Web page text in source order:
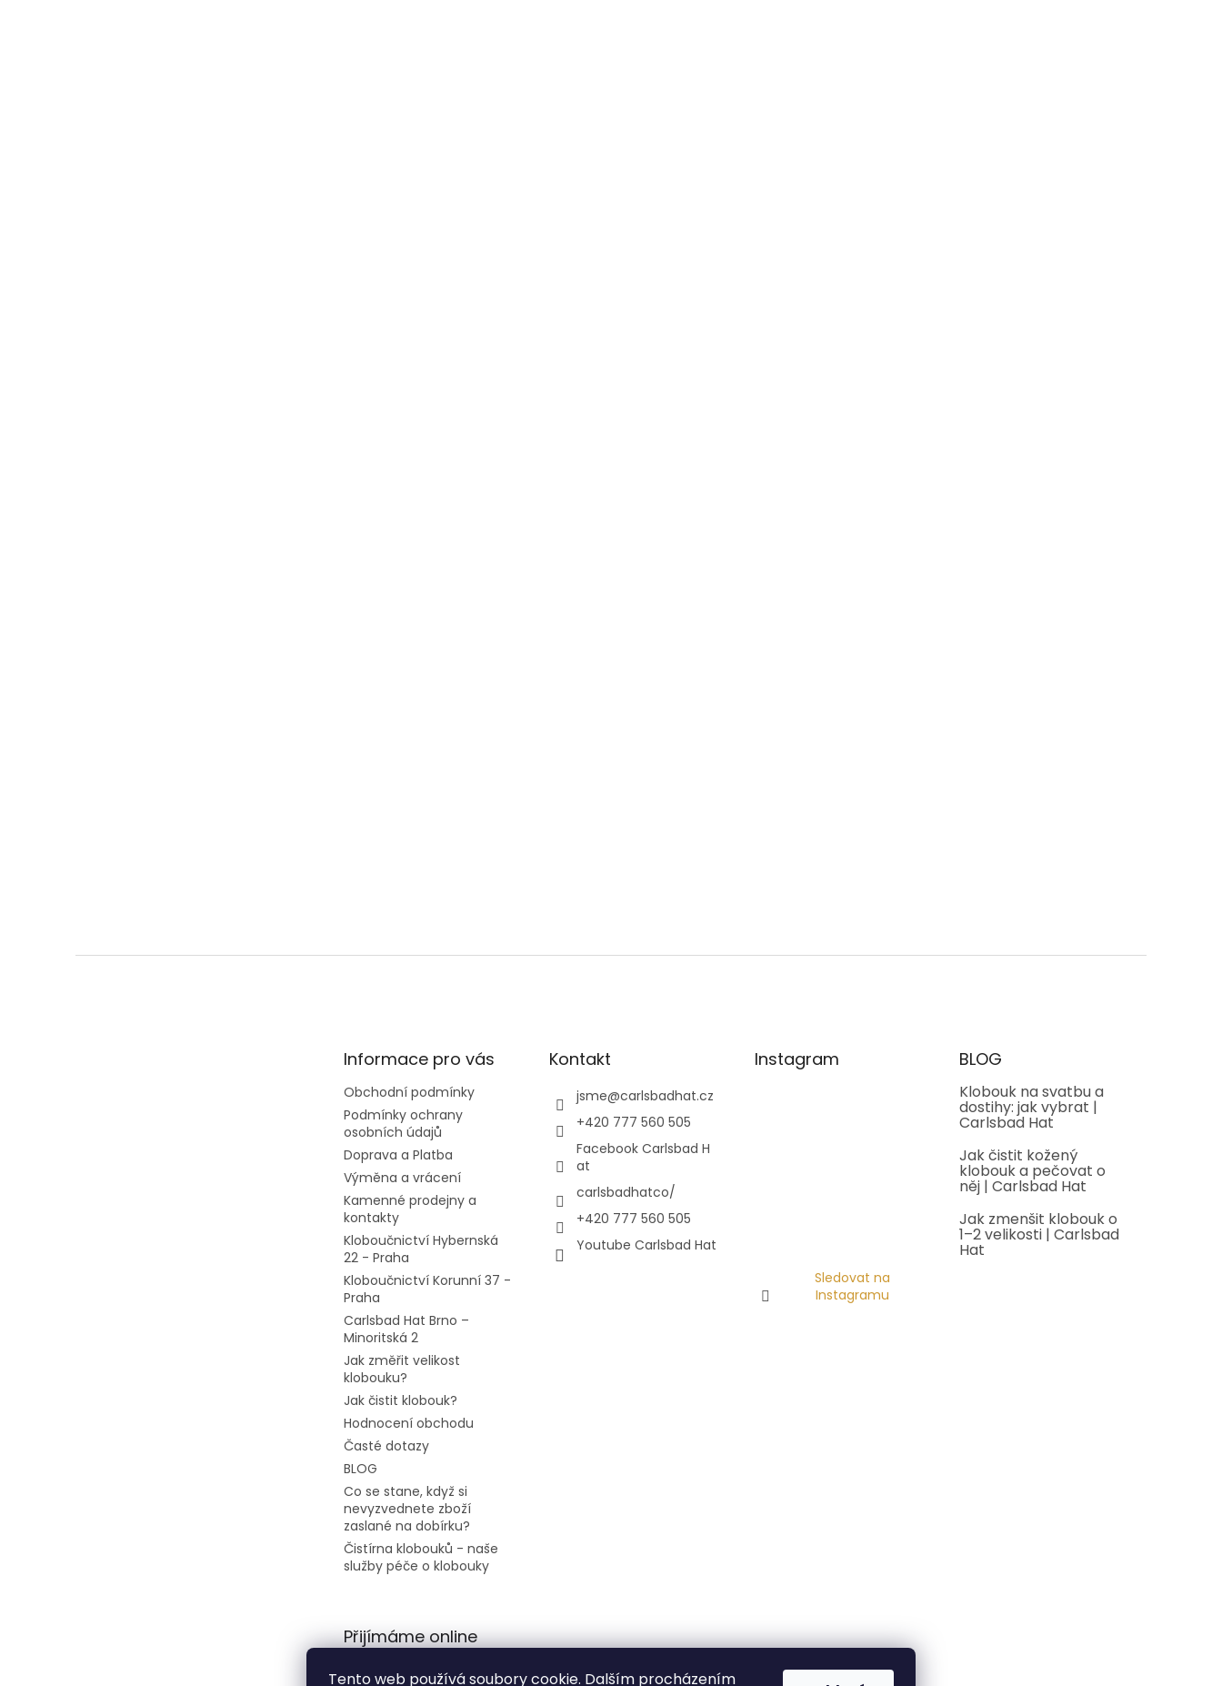
Tento web používá soubory cookie. Dalším procházením
Informace pro vás
Obchodní podmínky
Podmínky ochrany
osobních údajů
Doprava a Platba
Výměna a vrácení
Kamenné prodejny a
kontakty
Kloboučnictví Hybernská
22 - Praha
Kloboučnictví Korunní 37 -
Praha
Carlsbad Hat Brno –
Minoritská 2
Jak změřit velikost
klobouku?
Jak čistit klobouk?
Hodnocení obchodu
Časté dotazy
BLOG
Co se stane, když si
nevyzvednete zboží
zaslané na dobírku?
Čistírna klobouků - naše
služby péče o klobouky
Kontakt
jsme@carlsbadhat.cz
+420 777 560 505
Facebook Carlsbad H
at
carlsbadhatco/
+420 777 560 505
Youtube Carlsbad Hat
Instagram
Sledovat na
Instagramu
BLOG
Klobouk na svatbu a
dostihy: jak vybrat |
Carlsbad Hat
Jak čistit kožený
klobouk a pečovat o
něj | Carlsbad Hat
Jak zmenšit klobouk o
1–2 velikosti | Carlsbad
Hat
Přijímáme online
platby